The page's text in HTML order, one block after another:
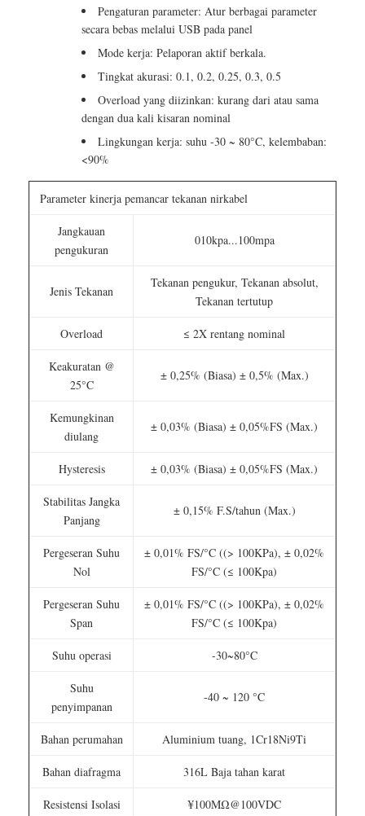
Pengaturan parameter: Atur berbagai parameter
secara bebas melalui USB pada panel
Mode kerja: Pelaporan aktif berkala.
Tingkat akurasi: 0.1, 0.2, 0.25, 0.3, 0.5
Overload yang diizinkan: kurang dari atau sama
dengan dua kali kisaran nominal
Lingkungan kerja: suhu -30 ~ 80°C, kelembaban:
<90%
Parameter kinerja pemancar tekanan nirkabel
Jangkauan
pengukuran
010kpa...100mpa
Jenis Tekanan
Tekanan pengukur, Tekanan absolut,
Tekanan tertutup
Overload ≤ 2X rentang nominal
Keakuratan @
25°C
± 0,25% (Biasa) ± 0,5% (Max.)
Kemungkinan
diulang
± 0,03% (Biasa) ± 0,05%FS (Max.)
Hysteresis ± 0,03% (Biasa) ± 0,05%FS (Max.)
Stabilitas Jangka
Panjang
± 0,15% F.S/tahun (Max.)
Pergeseran Suhu
Nol
± 0,01% FS/°C ((> 100KPa), ± 0,02%
FS/°C (≤ 100Kpa)
Pergeseran Suhu
Span
± 0,01% FS/°C ((> 100KPa), ± 0,02%
FS/°C (≤ 100Kpa)
Suhu operasi -30~80°C
Suhu
penyimpanan
-40 ~ 120 °C
Bahan perumahan Aluminium tuang, 1Cr18Ni9Ti
Bahan diafragma 316L Baja tahan karat
Resistensi Isolasi ¥100MΩ@100VDC